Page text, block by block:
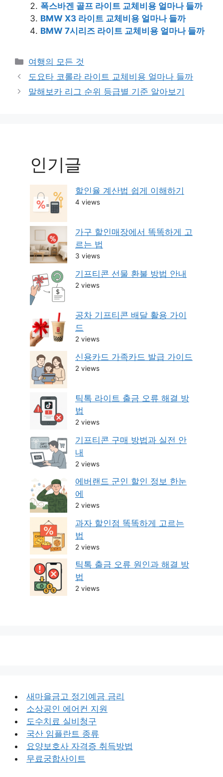
폭스바겐 골프 라이트 교체비용 얼마나 들까
BMW X3 라이트 교체비용 얼마나 들까
BMW 7시리즈 라이트 교체비용 얼마나 들까
Categories
여행의 모든 것
Post
navigation
도요타 코롤라 라이트 교체비용 얼마나 들까
말해보카 리그 순위 등급별 기준 알아보기
인기글
할인율 계산법 쉽게 이해하기
4 views
가구 할인매장에서 똑똑하게 고
르는 법
3 views
기프티콘 선물 환불 방법 안내
2 views
공차 기프티콘 배달 활용 가이
드
2 views
신용카드 가족카드 발급 가이드
2 views
틱톡 라이트 출금 오류 해결 방
법
2 views
기프티콘 구매 방법과 실전 안
내
2 views
에버랜드 군인 할인 정보 한눈
에
2 views
과자 할인점 똑똑하게 고르는
법
2 views
틱톡 출금 오류 원인과 해결 방
법
2 views
새마을금고 정기예금 금리
소상공인 에어컨 지원
도수치료 실비청구
국산 임플란트 종류
요양보호사 자격증 취득방법
무료궁합사이트